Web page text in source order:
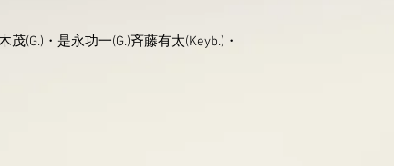
(G.)・是永功一(G.)斉藤有太(Keyb.)・